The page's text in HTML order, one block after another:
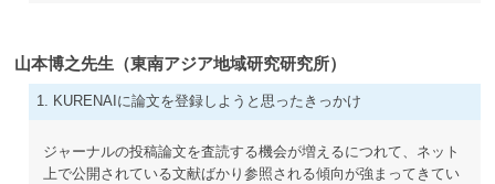
山本博之先生（東南アジア地域研究研究所）
1. KURENAIに論文を登録しようと思ったきっかけ
ジャーナルの投稿論文を査読する機会が増えるにつれて、ネット
上で公開されている文献ばかり参照される傾向が強まってきてい